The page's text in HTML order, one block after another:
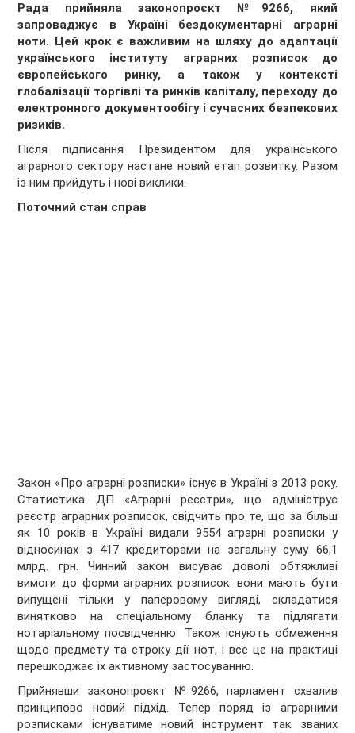
Рада прийняла законопроєкт №9266, який
запроваджує в Україні бездокументарні аграрні
ноти. Цей крок є важливим на шляху до адаптації
українського інституту аграрних розписок до
європейського ринку, а також у контексті
глобалізації торгівлі та ринків капіталу, переходу до
електронного документообігу і сучасних безпекових
ризиків.
Після підписання Президентом для українського
аграрного сектору настане новий етап розвитку. Разом
із ним прийдуть і нові виклики.
Поточний стан справ
Закон «Про аграрні розписки» існує в Україні з 2013 року.
Статистика ДП «Аграрні реєстри», що адмініструє
реєстр аграрних розписок, свідчить про те, що за більш
як 10 років в Україні видали 9554 аграрні розписки у
відносинах з 417 кредиторами на загальну суму 66,1
млрд. грн. Чинний закон висуває доволі обтяжливі
вимоги до форми аграрних розписок: вони мають бути
випущені тільки у паперовому вигляді, складатися
винятково на спеціальному бланку та підлягати
нотаріальному посвідченню. Також існують обмеження
щодо предмету та строку дії нот, і все це на практиці
перешкоджає їх активному застосуванню.
Прийнявши законопроєкт №9266, парламент схвалив
принципово новий підхід. Тепер поряд із аграрними
розписками існуватиме новий інструмент так званих